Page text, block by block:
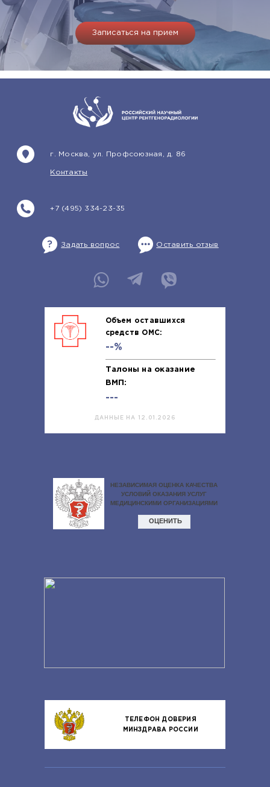
Записаться на прием
+7 (495) 334-23-35
г. Москва, ул. Профсоюзная, д. 86
Контакты
Задать вопрос Оставить отзыв
Объем оставшихся
средств ОМС:
--%
Талоны на оказание
ВМП:
---
ДАННЫЕ НА 12.01.2026
ТЕЛЕФОН ДОВЕРИЯ
МИНЗДРАВА РОССИИ